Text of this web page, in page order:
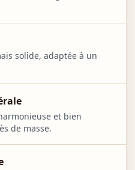
solide, adaptée à un
et bien
de masse.